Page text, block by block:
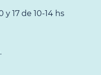
y 17 de 10-14 hs